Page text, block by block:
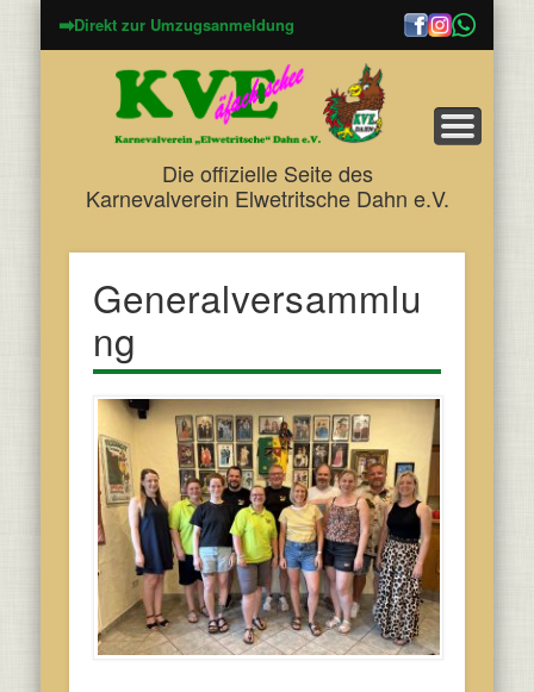
➡Direkt zur Umzugsanmeldung
Die offizielle Seite des
Karnevalverein Elwetritsche Dahn e.V.
Generalversammlu
ng